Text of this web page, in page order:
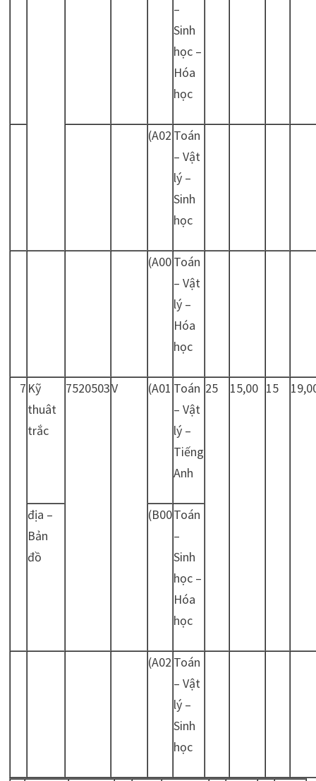
–
Sinh
học –
Hóa
học
(A02 Toán
– Vật
lý –
Sinh
học
(A00Toán
– Vật
lý –
Hóa
học
7 Kỹ
thuât
trắc
7520503V (A01 Toán
– Vật
lý –
Tiếng
Anh
25 15,00 15
địa –
Bản
đồ
(B00Toán
–
Sinh
học –
Hóa
học
(A02 Toán
– Vật
lý –
Sinh
học